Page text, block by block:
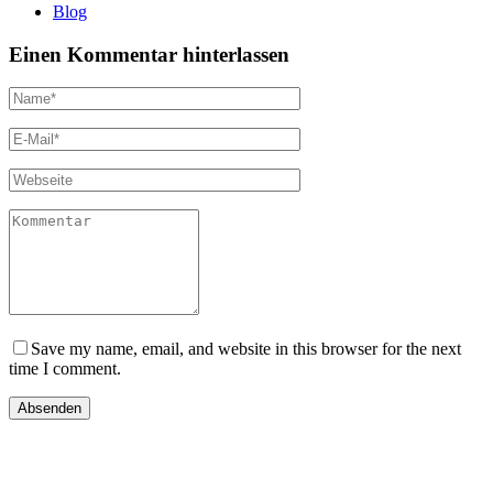
Blog
Einen Kommentar hinterlassen
Save my name, email, and website in this browser for the next
time I comment.